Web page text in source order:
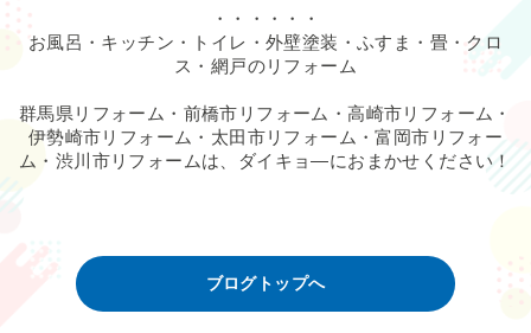
・・・・・・
お風呂・キッチン・トイレ・外壁塗装・ふすま・畳・クロ
ス・網戸のリフォーム
群馬県リフォーム・前橋市リフォーム・高崎市リフォーム・
伊勢崎市リフォーム・太田市リフォーム・富岡市リフォー
ム・渋川市リフォームは、ダイキョ―におまかせください！
ブログトップへ